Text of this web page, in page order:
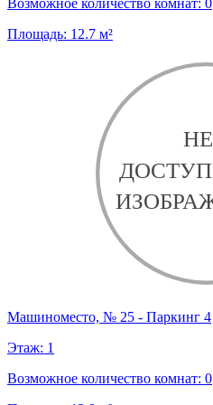
Возможное количество комнат: 0
Площадь: 12.7 м²
Машиноместо, № 25 - Паркинг 4
Этаж: 1
Возможное количество комнат: 0